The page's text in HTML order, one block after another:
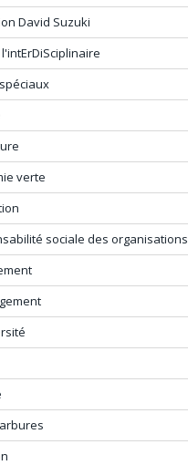
David Suzuki
verte
sociale des organisations